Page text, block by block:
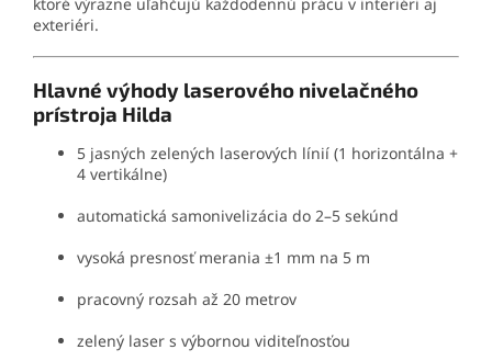
exteriéri.
Hlavné výhody laserového nivelačného
prístroja Hilda
5 jasných zelených laserových línií (1 horizontálna +
4 vertikálne)
automatická samonivelizácia do 2–5 sekúnd
vysoká presnosť merania ±1 mm na 5 m
pracovný rozsah až 20 metrov
zelený laser s výbornou viditeľnosťou